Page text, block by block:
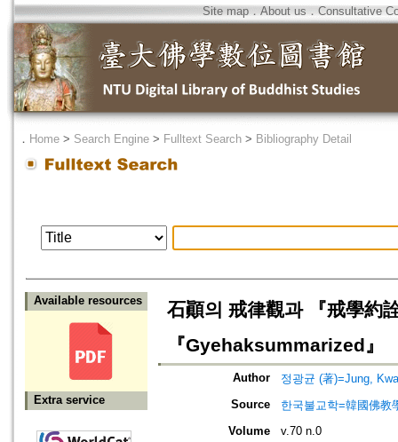
Site map．About us ． Consultative
． Home > Search Engine > Fulltext Search > Bibliography Detail
Available resources
Extra service
石顚의 戒律觀과 『戒學
『Gyehaksummarized』
Author
정광균 (著)=Jung,
Source
한국불교학=韓國佛教
Volume
v.70 n.0